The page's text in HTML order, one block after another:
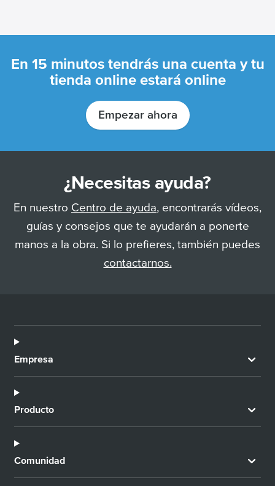
En 15 minutos tendrás una cuenta y tu
tienda online estará online
Empezar ahora
¿Necesitas ayuda?
En nuestro Centro de ayuda, encontrarás vídeos,
guías y consejos que te ayudarán a ponerte
manos a la obra. Si lo prefieres, también puedes
contactarnos.
Empresa
Producto
Comunidad